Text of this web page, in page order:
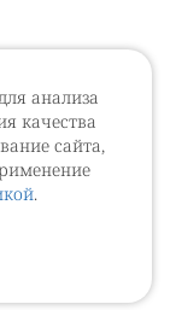
анализа
качества
сайта,
.